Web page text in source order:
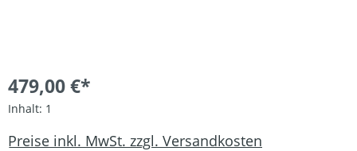
479,00 €*
Inhalt: 1
Preise inkl. MwSt. zzgl. Versandkosten